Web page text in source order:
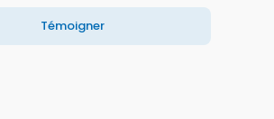
Témoigner